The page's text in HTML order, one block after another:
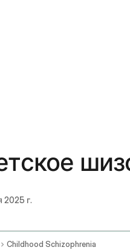
2025 г.
Childhood Schizophrenia